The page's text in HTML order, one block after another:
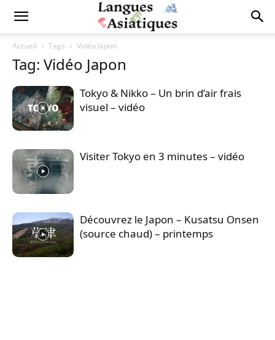
Accueil Tags Vidéo Japon
Tag: Vidéo Japon
Tokyo & Nikko – Un brin d’air frais
visuel – vidéo
Visiter Tokyo en 3 minutes – vidéo
Découvrez le Japon – Kusatsu Onsen
(source chaud) – printemps